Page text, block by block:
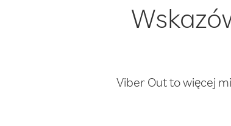
Viber Out to więcej